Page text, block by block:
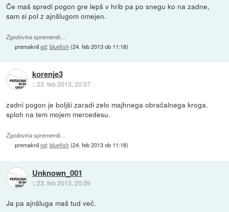
Če maš spredi pogon gre lepš v hrib pa po snegu ko na zadne,
sam si pol z ajnšlugom omejen.
Zgodovina sprememb…
premaknilod:bluefish(24. feb 2013 ob 11:18)
korenje3
::23. feb 2013, 20:37
zadni pogon je boljši zaradi zelo majhnega obračalnega kroga.
sploh na tem mojem mercedesu.
Zgodovina sprememb…
premaknilod:bluefish(24. feb 2013 ob 11:18)
Unknown_001
::23. feb 2013, 20:39
Ja pa ajnšluga maš tud več.